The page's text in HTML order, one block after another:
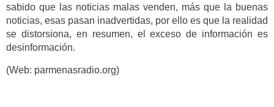
sabido que las noticias malas venden, más que la buenas
noticias, esas pasan inadvertidas, por ello es que la realidad
se distorsiona, en resumen, el exceso de información es
desinformación.
(Web: parmenasradio.org)